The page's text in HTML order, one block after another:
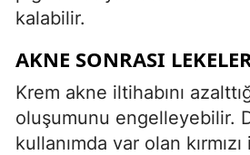
kalabilir.
AKNE SONRASI
Krem akne iltihabını
oluşumunu engelleyebilir.
kullanımda var olan